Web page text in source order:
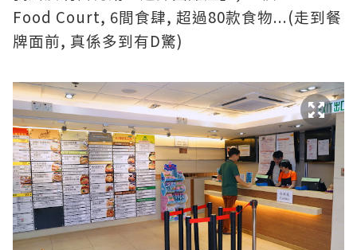
Food Court, 6間食肆, 超過80款食物...(走到餐
牌面前, 真係多到有D驚)